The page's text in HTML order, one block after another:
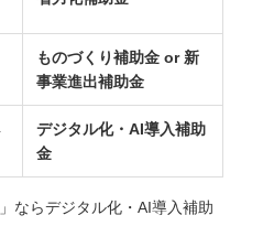
ものづくり補助金 or 新
事業進出補助金
デジタル化・AI導入補助
金
ならデジタル化・AI導入補助